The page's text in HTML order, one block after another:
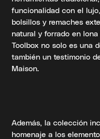
funcionalidad con el
bolsillos y remaches
natural y forrado en
Toolbox no solo es una
también un testimonio
Maison.
Además, la colección
homenaje a los